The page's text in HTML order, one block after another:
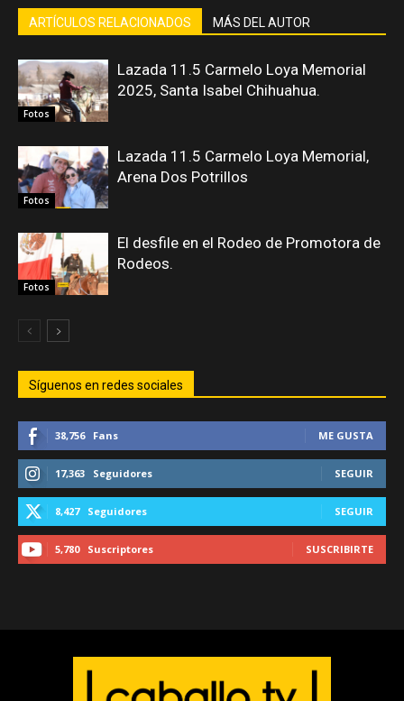
ARTÍCULOS RELACIONADOS MÁS DEL AUTOR
Fotos
Lazada 11.5 Carmelo Loya Memorial
2025, Santa Isabel Chihuahua.
Fotos
Lazada 11.5 Carmelo Loya Memorial,
Arena Dos Potrillos
Fotos
El desfile en el Rodeo de Promotora de
Rodeos.
Síguenos en redes sociales
38,756 Fans ME GUSTA
17,363 Seguidores SEGUIR
8,427 Seguidores SEGUIR
5,780 Suscriptores SUSCRIBIRTE